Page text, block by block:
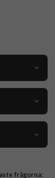
frågorna: